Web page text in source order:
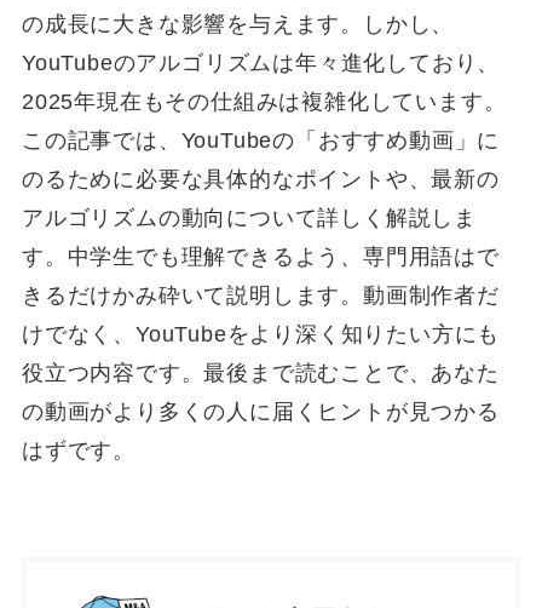
の成長に大きな影響を与えます。しかし、
YouTubeのアルゴリズムは年々進化しており、
2025年現在もその仕組みは複雑化しています。
この記事では、YouTubeの「おすすめ動画」に
のるために必要な具体的なポイントや、最新の
アルゴリズムの動向について詳しく解説しま
す。中学生でも理解できるよう、専門用語はで
きるだけかみ砕いて説明します。動画制作者だ
けでなく、YouTubeをより深く知りたい方にも
役立つ内容です。最後まで読むことで、あなた
の動画がより多くの人に届くヒントが見つかる
はずです。